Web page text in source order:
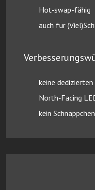
Hot-swap-fähig
auch für
keine
North-Facing
kein Schnäppchen